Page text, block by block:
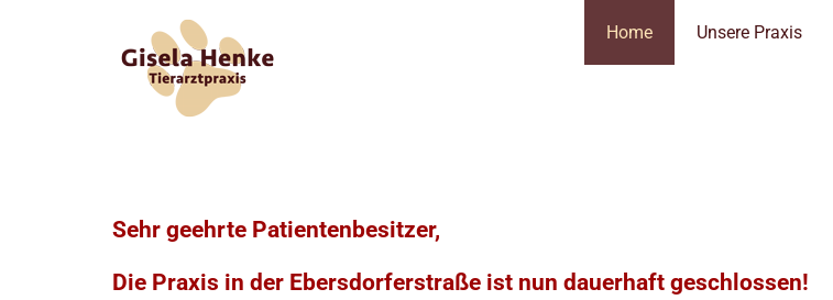
Home Unsere Praxis
Sehr geehrte Patientenbesitzer,
Die Praxis in der Ebersdorferstraße ist nun dauerhaft geschlossen!